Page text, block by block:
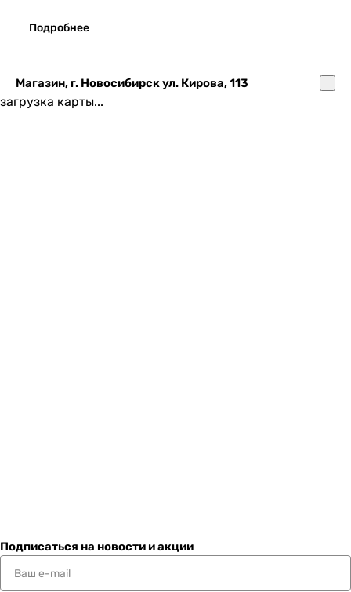
Подробнее
Магазин, г. Новосибирск ул. Кирова, 113
загрузка карты...
Подписаться на новости и акции